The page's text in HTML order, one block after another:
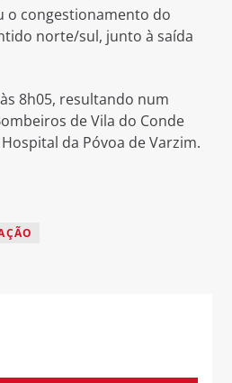
o congestionamento do
norte/sul, junto à saída
8h05, resultando num
de Vila do Conde
da Póvoa de Varzim.